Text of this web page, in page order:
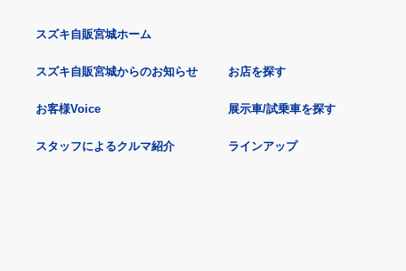
スズキ自販宮城ホーム
スズキ自販宮城からのお知らせ
お客様Voice
スタッフによるクルマ紹介
お店を探す
展示車/試乗車を探す
ラインアップ